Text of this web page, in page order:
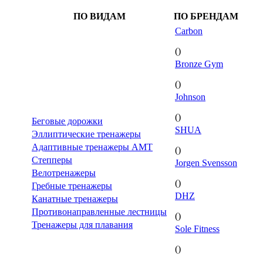
ПО ВИДАМ ПО БРЕНДАМ
Беговые дорожки
Эллиптические тренажеры
Адаптивные тренажеры AMT
Степперы
Велотренажеры
Гребные тренажеры
Канатные тренажеры
Противонаправленные лестницы
Тренажеры для плавания
Carbon
()
Bronze Gym
()
Johnson
()
SHUA
()
Jorgen Svensson
()
DHZ
()
Sole Fitness
()